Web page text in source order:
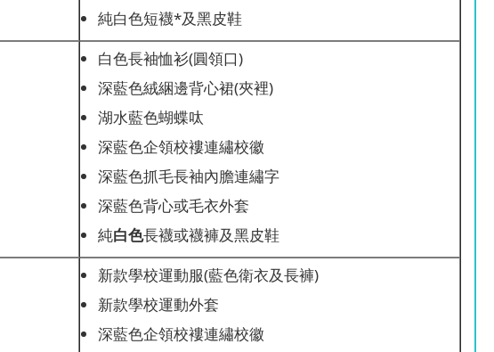
純白色短襪*及黑皮鞋
白色長袖恤衫(圓領口)
深藍色絨綑邊背心裙(夾裡)
湖水藍色蝴蝶呔
深藍色企領校褸連繡校徽
深藍色抓毛長袖內膽連繡字
深藍色背心或毛衣外套
純白色長襪或襪褲及黑皮鞋
新款學校運動服(藍色衛衣及長褲)
新款學校運動外套
深藍色企領校褸連繡校徽